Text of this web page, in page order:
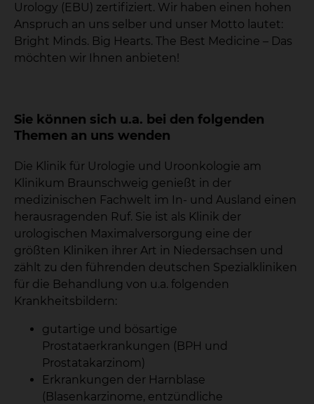
Urology (EBU) zertifiziert. Wir haben einen hohen
Anspruch an uns selber und unser Motto lautet:
Bright Minds. Big Hearts. The Best Medicine – Das
möchten wir Ihnen anbieten!
Sie können sich u.a. bei den folgenden
Themen an uns wenden
Die Klinik für Urologie und Uroonkologie am
Klinikum Braunschweig genießt in der
medizinischen Fachwelt im In- und Ausland einen
herausragenden Ruf. Sie ist als Klinik der
urologischen Maximalversorgung eine der
größten Kliniken ihrer Art in Niedersachsen und
zählt zu den führenden deutschen Spezialkliniken
für die Behandlung von u.a. folgenden
Krankheitsbildern:
gutartige und bösartige
Prostataerkrankungen (BPH und
Prostatakarzinom)
Erkrankungen der Harnblase
(Blasenkarzinome, entzündliche